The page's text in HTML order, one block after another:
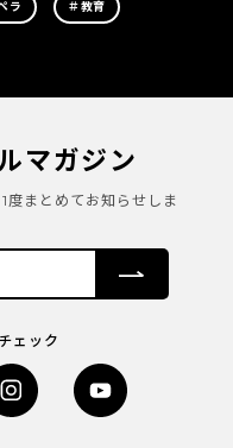
ラ ＃教育
マガジン
まとめてお知らせしま
ェック